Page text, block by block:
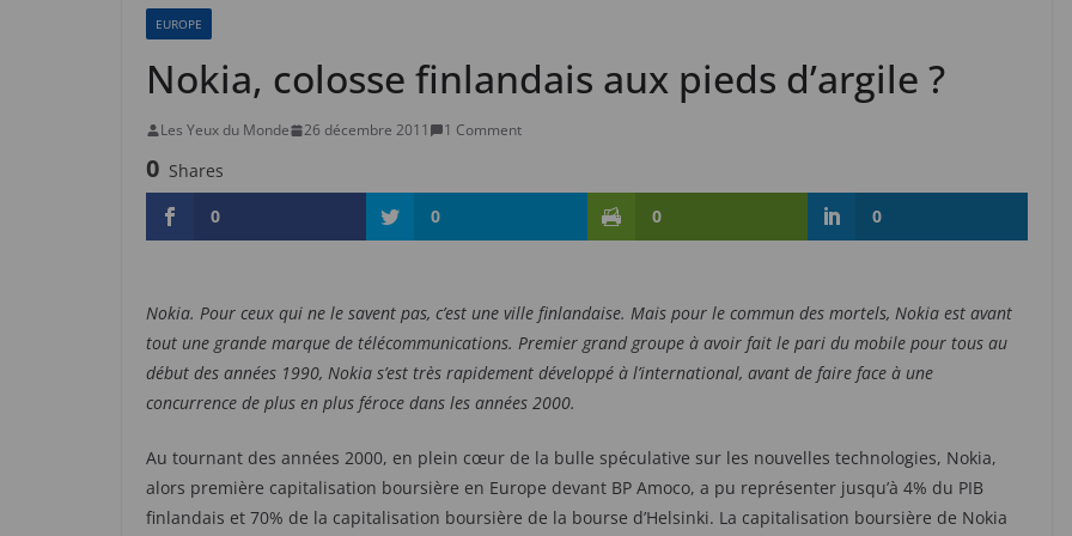
EUROPE
Nokia, colosse finlandais aux pieds d’argile ?
Les Yeux du Monde 26 décembre 2011 1 Comment
0 Shares
0
0 0 0
Nokia. Pour ceux qui ne le savent pas, c’est une ville finlandaise. Mais pour le commun des mortels, Nokia est avant
tout une grande marque de télécommunications. Premier grand groupe à avoir fait le pari du mobile pour tous au
début des années 1990, Nokia s’est très rapidement développé à l’international, avant de faire face à une
concurrence de plus en plus féroce dans les années 2000.
Au tournant des années 2000, en plein cœur de la bulle spéculative sur les nouvelles technologies, Nokia,
alors première capitalisation boursière en Europe devant BP Amoco, a pu représenter jusqu’à 4% du PIB
finlandais et 70% de la capitalisation boursière de la bourse d’Helsinki. La capitalisation boursière de Nokia